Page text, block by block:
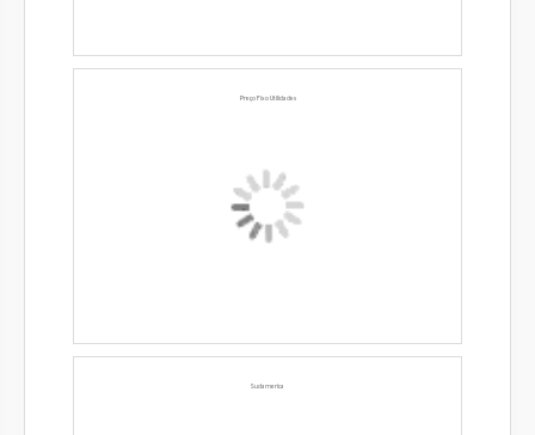
Preço Fixo Utilidades
Sudamerica